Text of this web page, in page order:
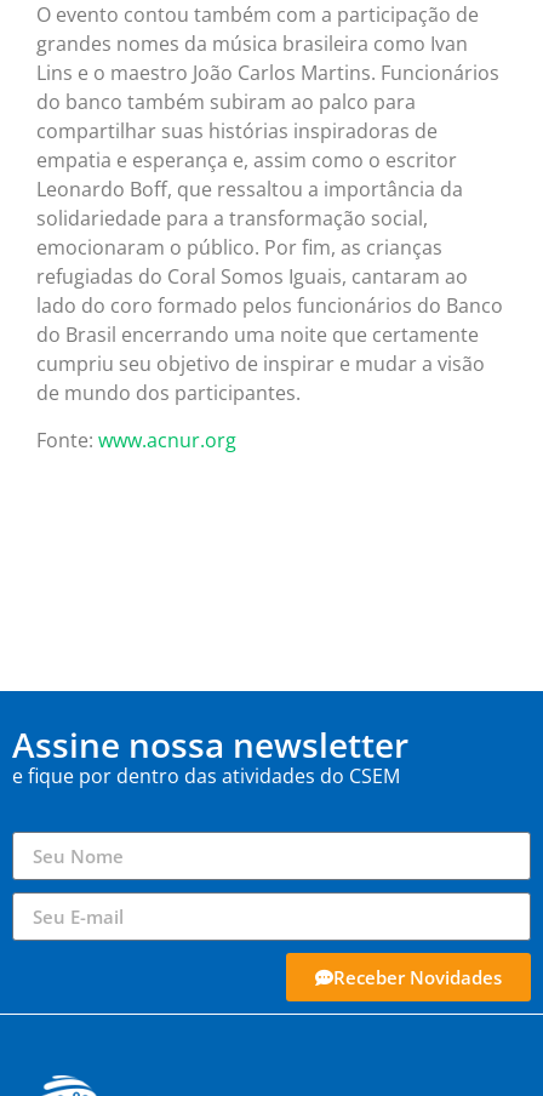
O evento contou também com a participação de
grandes nomes da música brasileira como Ivan
Lins e o maestro João Carlos Martins. Funcionários
do banco também subiram ao palco para
compartilhar suas histórias inspiradoras de
empatia e esperança e, assim como o escritor
Leonardo Boff, que ressaltou a importância da
solidariedade para a transformação social,
emocionaram o público. Por fim, as crianças
refugiadas do Coral Somos Iguais, cantaram ao
lado do coro formado pelos funcionários do Banco
do Brasil encerrando uma noite que certamente
cumpriu seu objetivo de inspirar e mudar a visão
de mundo dos participantes.
Fonte: www.acnur.org
Assine nossa newsletter
e fique por dentro das atividades do CSEM
Receber Novidades